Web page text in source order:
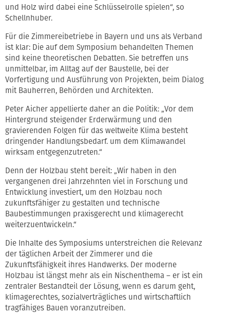
und Holz wird dabei eine Schlüsselrolle spielen“, so
Schellnhuber.
Für die Zimmereibetriebe in Bayern und uns als Verband
ist klar: Die auf dem Symposium behandelten Themen
sind keine theoretischen Debatten. Sie betreffen uns
unmittelbar, im Alltag auf der Baustelle, bei der
Vorfertigung und Ausführung von Projekten, beim Dialog
mit Bauherren, Behörden und Architekten.
Peter Aicher appellierte daher an die Politik: „Vor dem
Hintergrund steigender Erderwärmung und den
gravierenden Folgen für das weltweite Klima besteht
dringender Handlungsbedarf. um dem Klimawandel
wirksam entgegenzutreten.“
Denn der Holzbau steht bereit: „Wir haben in den
vergangenen drei Jahrzehnten viel in Forschung und
Entwicklung investiert, um den Holzbau noch
zukunftsfähiger zu gestalten und technische
Baubestimmungen praxisgerecht und klimagerecht
weiterzuentwickeln.“
Die Inhalte des Symposiums unterstreichen die Relevanz
der täglichen Arbeit der Zimmerer und die
Zukunftsfähigkeit ihres Handwerks. Der moderne
Holzbau ist längst mehr als ein Nischenthema – er ist ein
zentraler Bestandteil der Lösung, wenn es darum geht,
klimagerechtes, sozialverträgliches und wirtschaftlich
tragfähiges Bauen voranzutreiben.